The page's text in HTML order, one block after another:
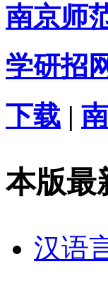
南京师
学研招
下载 |
本版最
汉语